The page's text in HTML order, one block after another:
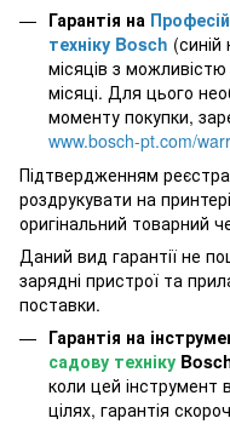
Гарантія на
техніку Bosch
місяців з
місяці. Для цього
моменту покупки,
www.bosch-pt.com/
Підтвердженням
роздрукувати на
оригінальний товарний
Даний вид гарантії не
зарядні пристрої та
поставки.
Гарантія на
садову техніку
коли цей інструмент
цілях, гарантія